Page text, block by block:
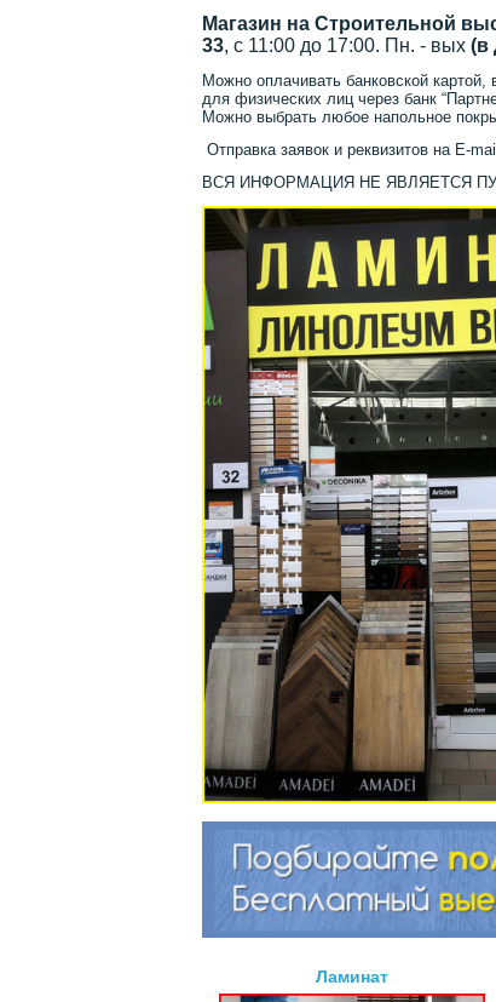
Магазин на Строительной
33, с 11:00 до 17:00. Пн. - вых (в
Можно оплачивать банковской
для физических лиц через банк
Можно выбрать любое напольное
Отправка заявок и реквизитов на E-
ВСЯ ИНФОРМАЦИЯ НЕ ЯВЛЯЕТСЯ
Ламинат